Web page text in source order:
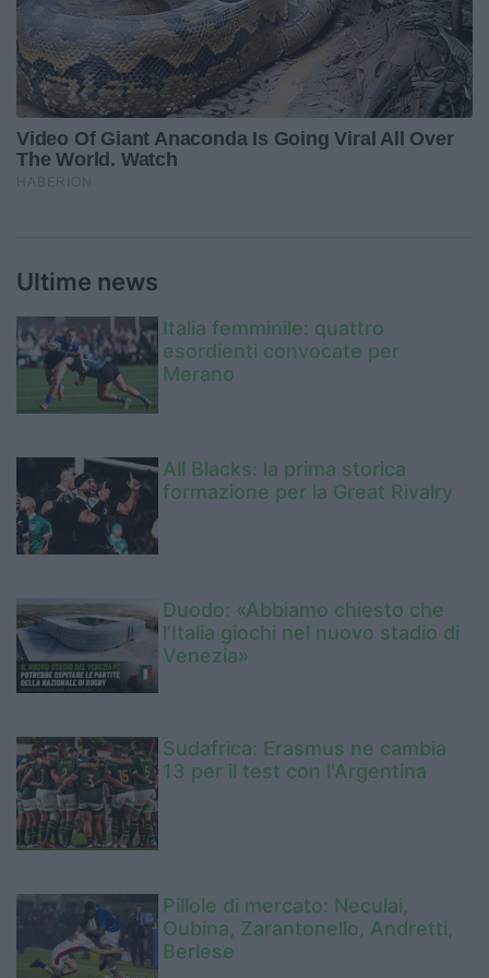
Ultime news
Italia femminile: quattro
esordienti convocate per
Merano
All Blacks: la prima storica
formazione per la Great Rivalry
Duodo: «Abbiamo chiesto che
l’Italia giochi nel nuovo stadio di
Venezia»
Sudafrica: Erasmus ne cambia
13 per il test con l'Argentina
Pillole di mercato: Neculai,
Oubina, Zarantonello, Andretti,
Berlese